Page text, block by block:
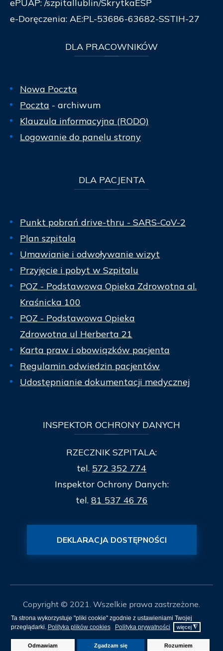
Ta strona wykorzystuje "pliki cookie" zgodnie z ustawieniami Twojej
przeglądarki. Polityka plików cookies Polityka prywatności więcej ◮
Odmawiam Zgadzam się Rozumiem
ePUAP: /szpitallublin/SkrytkaESP
e-Doręczenia: AE:PL-53686-63682-SSTIH-27
DLA PRACOWNIKÓW
Nowa Poczta
Poczta - archiwum
Klauzula informacyjna (RODO)
Logowanie do panelu strony
DLAPACJENTA
Punkt pobrań drive-thru - SARS-CoV-2
Plan szpitala
Umawianie i odwoływanie wizyt
Przyjęcie i pobyt w Szpitalu
POZ - Podstawowa Opieka Zdrowotna al.
Kraśnicka 100
POZ - Podstawowa Opieka
Zdrowotna ul Herberta 21
Karta praw i obowiązków pacjenta
Regulamin odwiedzin pacjentów
Udostępnianie dokumentacji medycznej
INSPEKTOR OCHRONY DANYCH
RZECZNIK SZPITALA:
tel. 572 352 774
Inspektor Ochrony Danych:
tel. 81 537 46 76
DEKLARACJA DOSTĘPNOŚCI
Copyright © 2021. Wszelkie prawa zastrzeżone.
Mapa Strony
Projekt i realizacjaitee.pl